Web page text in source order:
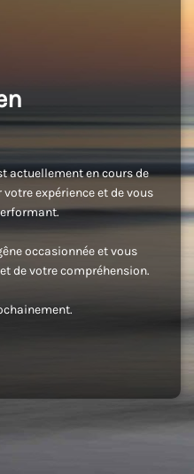
actuellement en cours de
expérience et de vous
occasionnée et vous
de votre compréhension.